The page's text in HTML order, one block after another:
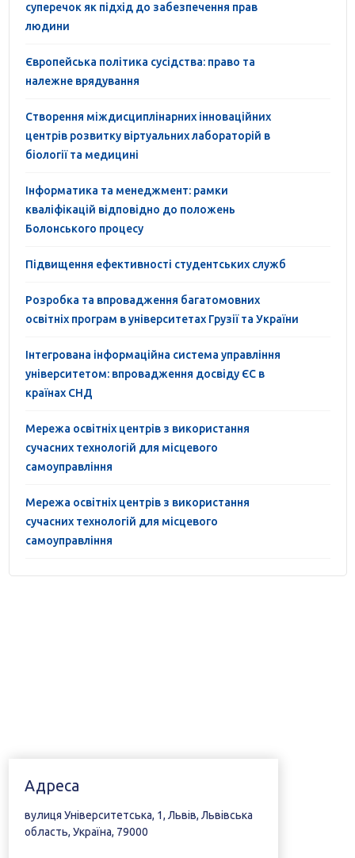
суперечок як підхід до забезпечення прав
людини
Європейська політика сусідства: право та
належне врядування
Cтворення міждисциплінарних інноваційних
центрів розвитку віртуальних лабораторій в
біології та медицині
Інформатика та менеджмент: рамки
кваліфікацій відповідно до положень
Болонського процесу
Підвищення ефективності студентських служб
Розробка та впровадження багатомовних
освітніх програм в університетах Грузії та України
Інтегрована інформаційна система управління
університетом: впровадження досвіду ЄС в
країнах СНД
Мережа освітніх центрів з використання
сучасних технологій для місцевого
самоуправління
Мережа освітніх центрів з використання
сучасних технологій для місцевого
самоуправління
Адреса
вулиця Університетська, 1, Львів, Львівська
область, Україна, 79000